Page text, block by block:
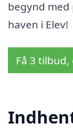
begynd
haven i Elev!
Få 3